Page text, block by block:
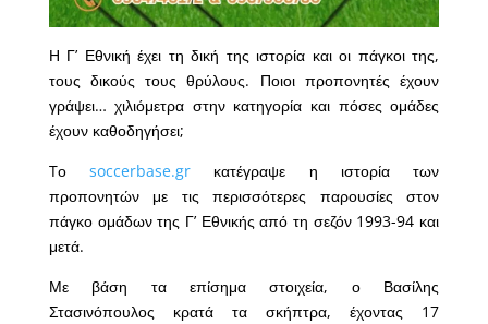
Η Γ’ Εθνική έχει τη δική της ιστορία και οι πάγκοι της,
τους δικούς τους θρύλους. Ποιοι προπονητές έχουν
γράψει… χιλιόμετρα στην κατηγορία και πόσες ομάδες
έχουν καθοδηγήσει;
Tοsoccerbase.gr κατέγραψε η ιστορία των
προπονητών με τις περισσότερες παρουσίες στον
πάγκο ομάδων της Γ’ Εθνικής από τη σεζόν 1993-94 και
μετά.
Με βάση τα επίσημα στοιχεία, ο Βασίλης
Στασινόπουλος κρατά τα σκήπτρα, έχοντας 17